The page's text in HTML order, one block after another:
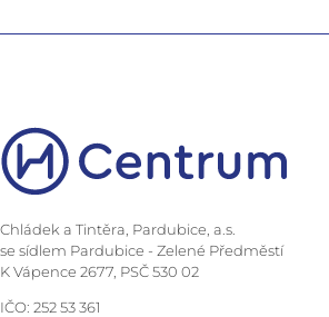
Chládek a Tintěra, Pardubice, a.s.
se sídlem Pardubice - Zelené Předměstí
K Vápence 2677, PSČ 530 02
IČO: 252 53 361